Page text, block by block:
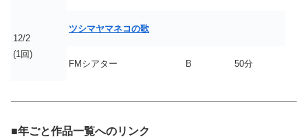
12/2
(1回)
ツシマヤマネコの歌
FMシアター B 50分
■年ごと作品一覧へのリンク